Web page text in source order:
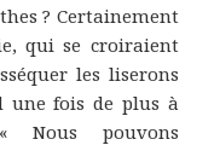
? Certainement
qui se croiraient
les liserons
une fois de plus à
Nous pouvons